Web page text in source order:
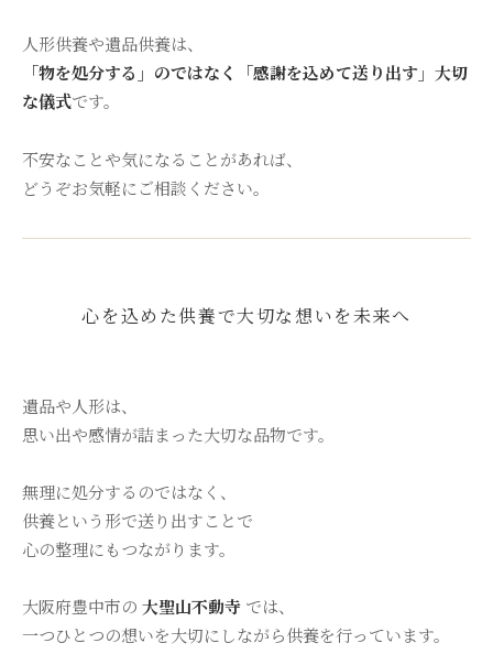
人形供養や遺品供養は、
「物を処分する」のではなく「感謝を込めて送り出す」大切
な儀式です。
不安なことや気になることがあれば、
どうぞお気軽にご相談ください。
心を込めた供養で大切な想いを未来へ
遺品や人形は、
思い出や感情が詰まった大切な品物です。
無理に処分するのではなく、
供養という形で送り出すことで
心の整理にもつながります。
大阪府豊中市の 大聖山不動寺 では、
一つひとつの想いを大切にしながら供養を行っています。